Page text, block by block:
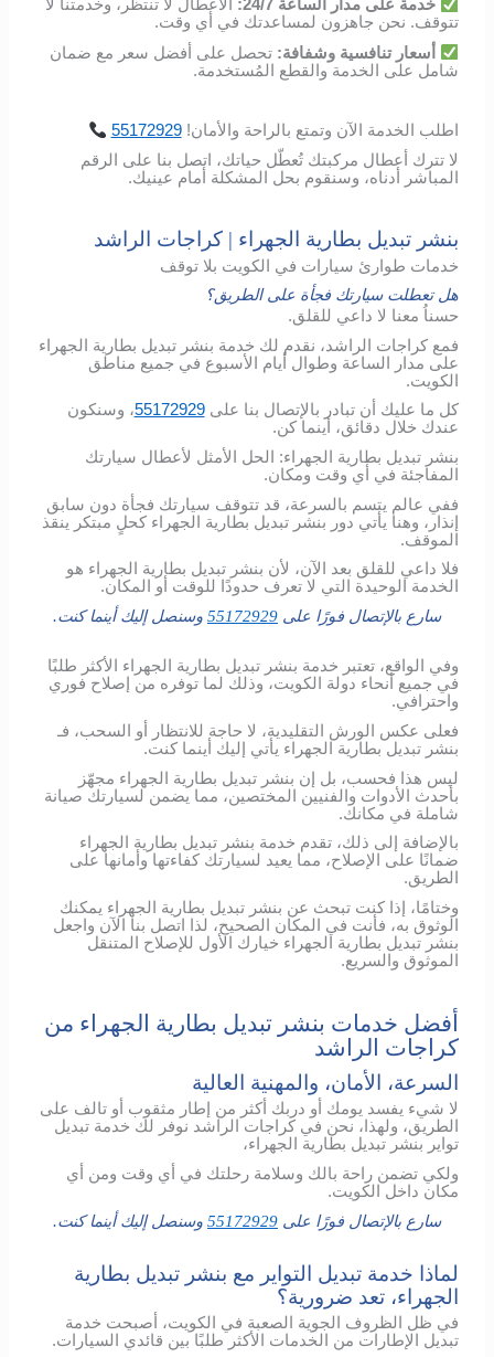
خدمة على مدار الساعة 24/7: الأعطال لا تنتظر، وخدمتنا لا
تتوقف. نحن جاهزون لمساعدتك في أي وقت.
أسعار تنافسية وشفافة: تحصل على أفضل سعر مع ضمان
شامل على الخدمة والقطع المُستخدمة.
اطلب الخدمة الآن وتمتع بالراحة والأمان!
55172929
لا تترك أعطال مركبتك تُعطّل حياتك، اتصل بنا على الرقم
المباشر أدناه، وسنقوم بحل المشكلة أمام عينيك.
بنشر تبديل بطارية الجهراء | كراجات الراشد
خدمات طوارئ سيارات في الكويت بلا توقف
هل تعطلت سيارتك فجأة على الطريق؟
حسناُ معنا لا داعي للقلق.
فمع كراجات الراشد، نقدم لك خدمة بنشر تبديل بطارية الجهراء
على مدار الساعة وطوال أيام الأسبوع في جميع مناطق
الكويت.
كل ما عليك أن تبادر بالإتصال بنا على55172929، وسنكون
عندك خلال دقائق، أينما كن.
بنشر تبديل بطارية الجهراء: الحل الأمثل لأعطال سيارتك
المفاجئة في أي وقت ومكان.
ففي عالم يتسم بالسرعة، قد تتوقف سيارتك فجأة دون سابق
إنذار، وهنا يأتي دور بنشر تبديل بطارية الجهراء كحلٍ مبتكر ينقذ
الموقف.
فلا داعي للقلق بعد الآن، لأن بنشر تبديل بطارية الجهراء هو
الخدمة الوحيدة التي لا تعرف حدودًا للوقت أو المكان.
سارع بالإتصال فورًا على 55172929 وسنصل إليك أينما كنت.
وفي الواقع، تعتبر خدمة بنشر تبديل بطارية الجهراء الأكثر طلبًا
في جميع أنحاء دولة الكويت، وذلك لما توفره من إصلاح فوري
واحترافي.
فعلى عكس الورش التقليدية، لا حاجة للانتظار أو السحب، فـ
بنشر تبديل بطارية الجهراء يأتي إليك أينما كنت.
ليس هذا فحسب، بل إن بنشر تبديل بطارية الجهراء مجهّز
بأحدث الأدوات والفنيين المختصين، مما يضمن لسيارتك صيانة
شاملة في مكانك.
بالإضافة إلى ذلك، تقدم خدمة بنشر تبديل بطارية الجهراء
ضمانًا على الإصلاح، مما يعيد لسيارتك كفاءتها وأمانها على
الطريق.
وختامًا، إذا كنت تبحث عن بنشر تبديل بطارية الجهراء يمكنك
الوثوق به، فأنت في المكان الصحيح، لذا اتصل بنا الآن واجعل
بنشر تبديل بطارية الجهراء خيارك الأول للإصلاح المتنقل
الموثوق والسريع.
أفضل خدمات بنشر تبديل بطارية الجهراء من
كراجات الراشد
السرعة، الأمان، والمهنية العالية
لا شيء يفسد يومك أو دربك أكثر من إطار مثقوب أو تالف على
الطريق، ولهذا، نحن في كراجات الراشد نوفر لك خدمة تبديل
تواير بنشر تبديل بطارية الجهراء،
ولكي تضمن راحة بالك وسلامة رحلتك في أي وقت ومن أي
مكان داخل الكويت.
سارع بالإتصال فورًا على 55172929 وسنصل إليك أينما كنت.
لماذا خدمة تبديل التواير مع بنشر تبديل بطارية
الجهراء، تعد ضرورية؟
في ظل الظروف الجوية الصعبة في الكويت، أصبحت خدمة
تبديل الإطارات من الخدمات الأكثر طلبًا بين قائدي السيارات.